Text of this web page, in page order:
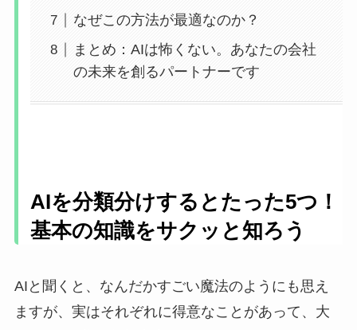
なぜこの方法が最適なのか？
まとめ：AIは怖くない。あなたの会社
の未来を創るパートナーです
AIを分類分けするとたった5つ！
基本の知識をサクッと知ろう
AIと聞くと、なんだかすごい魔法のようにも思え
ますが、実はそれぞれに得意なことがあって、大